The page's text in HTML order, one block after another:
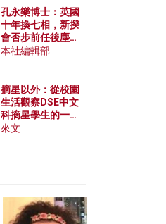
孔永樂博士：英國
十年換七相，新揆
會否步前任後塵？
脫歐後英國經濟為
本社編輯部
摘星以外：從校園
生活觀察DSE中文
科摘星學生的一點
特質
來文